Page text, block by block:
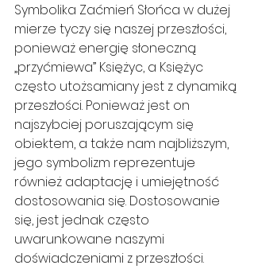
Symbolika Zaćmień Słońca w dużej
mierze tyczy się naszej przeszłości,
ponieważ energię słoneczną
„przyćmiewa” Księżyc, a Księżyc
często utożsamiany jest z dynamiką
przeszłości. Ponieważ jest on
najszybciej poruszającym się
obiektem, a także nam najbliższym,
jego symbolizm reprezentuje
również adaptację i umiejętność
dostosowania się. Dostosowanie
się, jest jednak często
uwarunkowane naszymi
doświadczeniami z przeszłości.